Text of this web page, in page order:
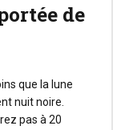
de
que la lune
nuit noire.
pas à 20